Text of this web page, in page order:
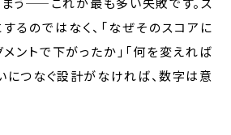
るのではなく、「なぜそのスコアに
メントで下がったか」「何を変えれば
につなぐ設計がなければ、数字は意